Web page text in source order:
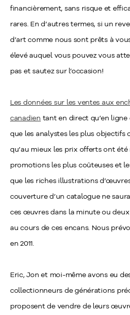
financièrement, sans risque et
rares. En d’autres termes, si un
d’art comme nous sont prêts à
élevé auquel vous pouvez vous
pas et sautez sur l’occasion!
Les données sur les ventes aux
canadien tant en direct qu’en
que les analystes les plus objectifs
qu’au mieux les prix offerts ont été
promotions les plus coûteuses et
que les riches illustrations
couverture d’un catalogue ne
ces œuvres dans la minute ou
au cours de ces encans. Nous
en 2011.
Eric, Jon et moi-même avons eu
collectionneurs de générations
proposent de vendre de leurs